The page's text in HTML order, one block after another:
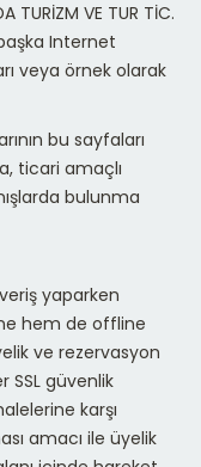
TURİZM VE TUR TİC.
Internet
veya örnek olarak
bu sayfaları
ticari amaçlı
bulunma
yaparken
hem de offline
ve rezervasyon
SSL güvenlik
karşı
amacı ile üyelik